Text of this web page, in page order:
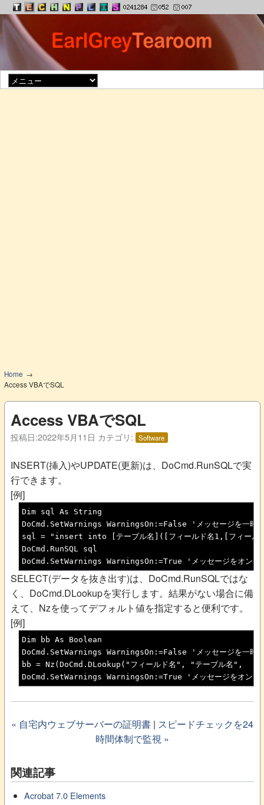
Home
Access VBAでSQL
Access VBAでSQL
投稿日:2022年5月11日 カテゴリ: Software
INSERT(挿入)やUPDATE(更新)は、DoCmd.RunSQLで実
行できます。
[例]
Dim sql As String
DoCmd.SetWarnings WarningsOn:=False 'メッセージを一時的
sql = "insert into [テーブル名]([フィールド名1,[フィー
DoCmd.RunSQL sql
DoCmd.SetWarnings WarningsOn:=True 'メッセージをオンに
SELECT(データを抜き出す)は、DoCmd.RunSQLではな
く、DoCmd.DLookupを実行します。結果がない場合に備
えて、Nzを使ってデフォルト値を指定すると便利です。
[例]
Dim bb As Boolean
DoCmd.SetWarnings WarningsOn:=False 'メッセージを一時的
bb = Nz(DoCmd.DLookup("フィールド名", "テーブル名",  "
DoCmd.SetWarnings WarningsOn:=True 'メッセージをオンに
« 自宅内ウェブサーバーの証明書| スピードチェックを24
時間体制で監視 »
関連記事
Acrobat 7.0 Elements